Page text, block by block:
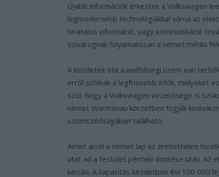
Újabb információk érkeztek a Volkswagen
legmodernebb technológiákkal várná az
hivatalos információ, vagy kommunikáció
szivárognak folyamatosan a német média
A kezdetek óta a wolfsburgi üzem van
erről szólnak a legfrissebb infók, melyeket
szól, hogy a Volkswagen vezetősége is
német Warmenau körzetben fogják
szomszédságában található.
Amint arról a német lap az érintettekre
utat ad a testület pénteki döntése után. Az
kerülni. A kapacitás kezdetben évi 100 000